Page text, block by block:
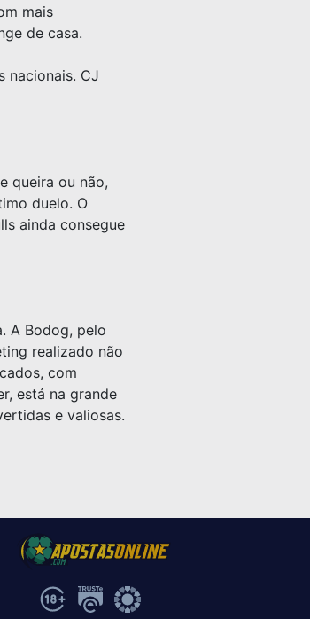
mais
de casa.
nacionais. CJ
queira ou não,
duelo. O
ainda consegue
A Bodog, pelo
realizado não
com
está na grande
e valiosas.